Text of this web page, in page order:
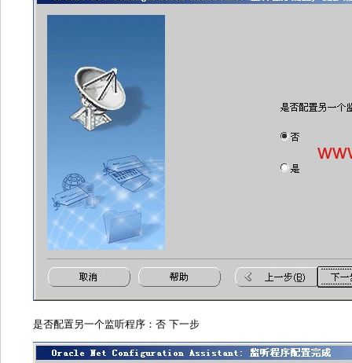
选择使用标准端口号1521 下一步